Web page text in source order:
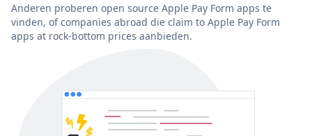
Anderen proberen open source Apple Pay Form apps te
vinden, of companies abroad die claim to Apple Pay Form
apps at rock-bottom prices aanbieden.